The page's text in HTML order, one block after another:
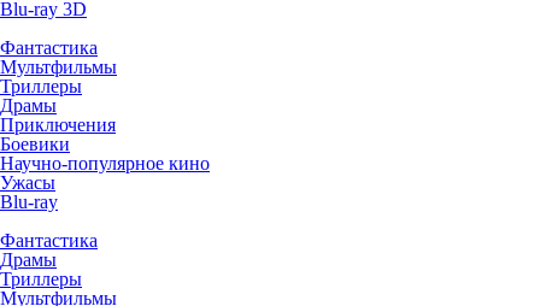
Blu-ray 3D
Фантастика
Мультфильмы
Триллеры
Драмы
Приключения
Боевики
Научно-популярное кино
Ужасы
Blu-ray
Фантастика
Драмы
Триллеры
Мультфильмы